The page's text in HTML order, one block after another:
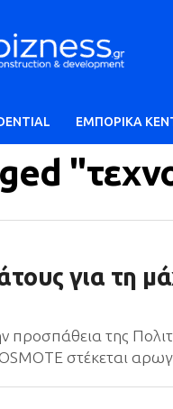
ΕΜΠΟΡΙΚΑ
για τη
προσπάθεια της
στέκεται